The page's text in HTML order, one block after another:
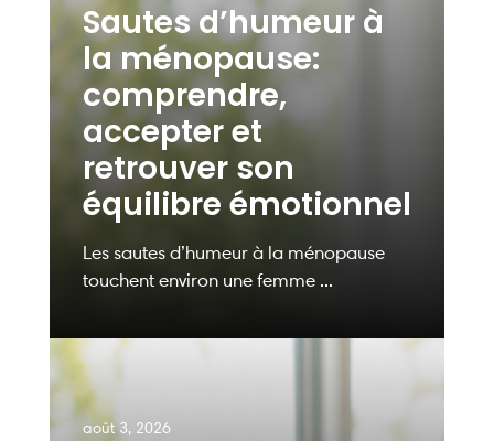
Sautes d’humeur à
la ménopause:
comprendre,
accepter et
retrouver son
équilibre émotionnel
Les sautes d’humeur à la ménopause
touchent environ une femme ...
août 3, 2026